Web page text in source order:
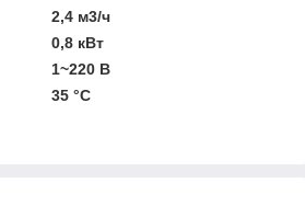
2,4 м3/ч
0,8 кВт
1~220 В
35 °С